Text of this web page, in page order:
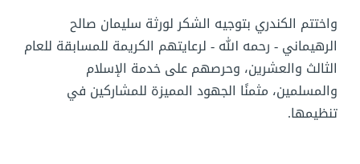
واختتم الكندري بتوجيه الشكر لورثة سليمان صالح
الرهيماني - رحمه الله - لرعايتهم الكريمة للمسابقة للعام
الثالث والعشرين، وحرصهم على خدمة الإسلام
والمسلمين، مثمنًا الجهود المميزة للمشاركين في
تنظيمها.